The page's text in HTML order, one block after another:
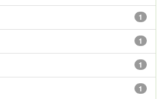
1
1
1
1